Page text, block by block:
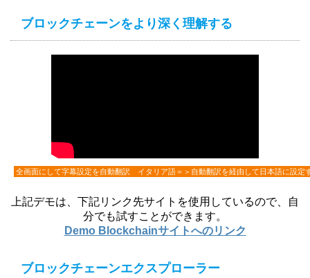
ブロックチェーンをより深く理解する
全画面にして字幕設定を自動翻訳 イタリア語＝＞自動翻訳を経由して日本語に設定
上記デモは、下記リンク先サイトを使用しているので、自
分でも試すことができます。
Demo Blockchainサイトへのリンク
ブロックチェーンエクスプローラー